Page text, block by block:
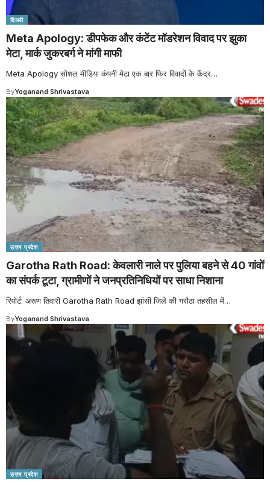
दिल्ली
Meta Apology: डीपफेक और कंटेंट मॉडरेशन विवाद पर झुका
मेटा, मार्क जुकरबर्ग ने मांगी माफी
Meta Apology सोशल मीडिया कंपनी मेटा एक बार फिर विवादों के केंद्र…
ByYoganand Shrivastava
उत्तर प्रदेश
Garotha Rath Road: केवलारी नाले पर पुलिया बहने से 40 गांवों
का संपर्क टूटा, ग्रामीणों ने जनप्रतिनिधियों पर साधा निशाना
रिपोर्ट: अरूण तिवारी Garotha Rath Road झांसी जिले की गरौठा तहसील में…
ByYoganand Shrivastava
उत्तर प्रदेश